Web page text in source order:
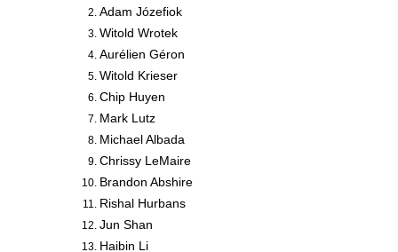
Adam Józefiok
Witold Wrotek
Aurélien Géron
Witold Krieser
Chip Huyen
Mark Lutz
Michael Albada
Chrissy LeMaire
Brandon Abshire
Rishal Hurbans
Jun Shan
Haibin Li